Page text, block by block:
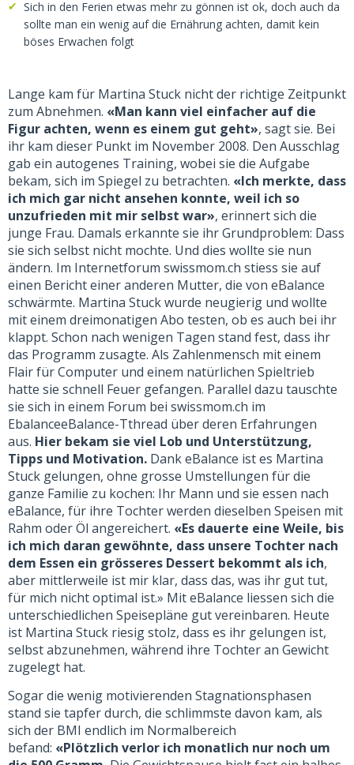
Sich in den Ferien etwas mehr zu gönnen ist ok, doch auch da
sollte man ein wenig auf die Ernährung achten, damit kein
böses Erwachen folgt
Lange kam für Martina Stuck nicht der richtige Zeitpunkt
zum Abnehmen. «Man kann viel einfacher auf die
Figur achten, wenn es einem gut geht», sagt sie. Bei
ihr kam dieser Punkt im November 2008. Den Ausschlag
gab ein autogenes Training, wobei sie die Aufgabe
bekam, sich im Spiegel zu betrachten. «Ich merkte, dass
ich mich gar nicht ansehen konnte, weil ich so
unzufrieden mit mir selbst war», erinnert sich die
junge Frau. Damals erkannte sie ihr Grundproblem: Dass
sie sich selbst nicht mochte. Und dies wollte sie nun
ändern. Im Internetforum swissmom.ch stiess sie auf
einen Bericht einer anderen Mutter, die von eBalance
schwärmte. Martina Stuck wurde neugierig und wollte
mit einem dreimonatigen Abo testen, ob es auch bei ihr
klappt. Schon nach wenigen Tagen stand fest, dass ihr
das Programm zusagte. Als Zahlenmensch mit einem
Flair für Computer und einem natürlichen Spieltrieb
hatte sie schnell Feuer gefangen. Parallel dazu tauschte
sie sich in einem Forum bei swissmom.ch im
EbalanceeBalance-Tthread über deren Erfahrungen
aus. Hier bekam sie viel Lob und Unterstützung,
Tipps und Motivation. Dank eBalance ist es Martina
Stuck gelungen, ohne grosse Umstellungen für die
ganze Familie zu kochen: Ihr Mann und sie essen nach
eBalance, für ihre Tochter werden dieselben Speisen mit
Rahm oder Öl angereichert. «Es dauerte eine Weile, bis
ich mich daran gewöhnte, dass unsere Tochter nach
dem Essen ein grösseres Dessert bekommt als ich,
aber mittlerweile ist mir klar, dass das, was ihr gut tut,
für mich nicht optimal ist.» Mit eBalance liessen sich die
unterschiedlichen Speisepläne gut vereinbaren. Heute
ist Martina Stuck riesig stolz, dass es ihr gelungen ist,
selbst abzunehmen, während ihre Tochter an Gewicht
zugelegt hat.
Sogar die wenig motivierenden Stagnationsphasen
stand sie tapfer durch, die schlimmste davon kam, als
sich der BMI endlich im Normalbereich
befand: «Plötzlich verlor ich monatlich nur noch um